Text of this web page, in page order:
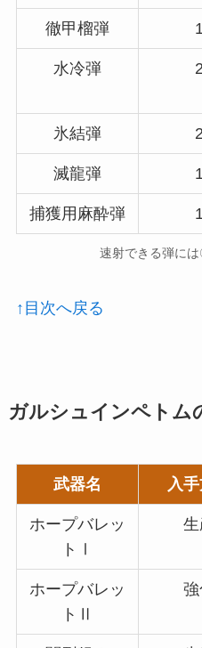
徹甲榴弾
水冷弾 2
氷結弾 2
滅龍弾
捕獲用麻酔弾
速射できる弾に
↑目次へ戻る
ガルシュインペトム
武器名 入
ホープバレッ
トⅠ
生
ホープバレッ
トⅡ